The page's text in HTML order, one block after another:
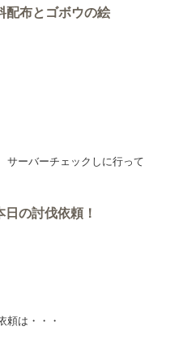
配布とゴボウの絵
ーバーチェックしに行って
の討伐依頼！
頼は・・・